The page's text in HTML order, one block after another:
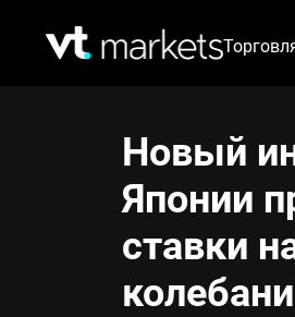
Новый
Японии
ставки